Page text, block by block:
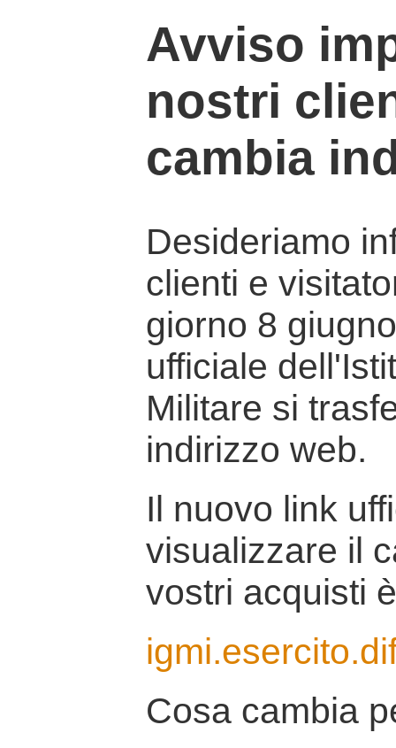
Avviso
nostri
cambia
Desideriamo
clienti e
giorno 8
ufficiale
Militare si
indirizzo web.
Il nuovo link
visualizzare il
vostri acquisti
Cosa cambia